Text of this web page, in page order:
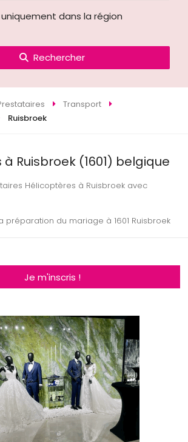
dans la région
Rechercher
Transport
Ruisbroek
Ruisbroek (1601) belgique
Hélicoptères à Ruisbroek avec
préparation du mariage à 1601 Ruisbroek
Je m'inscris !